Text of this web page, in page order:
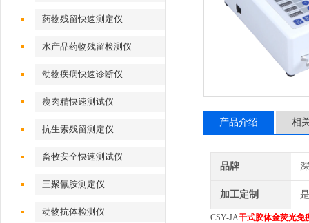
药物残留快速测定仪
水产品药物残留检测仪
动物疾病快速诊断仪
瘦肉精快速测试仪
抗生素残留测定仪
畜牧安全快速测试仪
三聚氰胺测定仪
动物抗体检测仪
产品介绍 相
品牌
加工定制 是
CSY-JA干式胶体金荧光免